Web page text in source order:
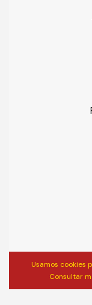
Usamos cookies
Consultar